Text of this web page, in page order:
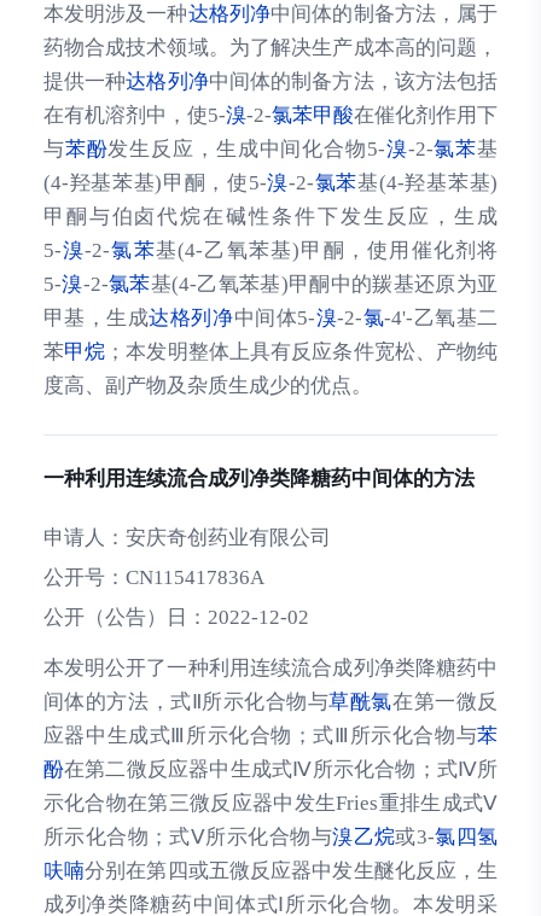
本发明涉及一种达格列净中间体的制备方法，属于
药物合成技术领域。为了解决生产成本高的问题，
提供一种达格列净中间体的制备方法，该方法包括
在有机溶剂中，使5‑溴‑2‑氯苯甲酸在催化剂作用下
与苯酚发生反应，生成中间化合物5‑溴‑2‑氯苯基
(4‑羟基苯基)甲酮，使5‑溴‑2‑氯苯基(4‑羟基苯基)
甲酮与伯卤代烷在碱性条件下发生反应，生成
5‑溴‑2‑氯苯基(4‑乙氧苯基)甲酮，使用催化剂将
5‑溴‑2‑氯苯基(4‑乙氧苯基)甲酮中的羰基还原为亚
甲基，生成达格列净中间体5‑溴‑2‑氯‑4'‑乙氧基二
苯甲烷 ；本发明整体上具有反应条件宽松、产物纯
度高、副产物及杂质生成少的优点。
一种利用连续流合成列净类降糖药中间体的方法
申请人： 安庆奇创药业有限公司
公开号： CN115417836A
公开（公告）日： 2022-12-02
本发明公开了一种利用连续流合成列净类降糖药中
间体的方法，式Ⅱ所示化合物与草酰氯在第一微反
应器中生成式Ⅲ所示化合物；式Ⅲ所示化合物与苯
酚在第二微反应器中生成式Ⅳ所示化合物；式Ⅳ所
示化合物在第三微反应器中发生Fries重排生成式Ⅴ
所示化合物；式Ⅴ所示化合物与溴乙烷或3‑氯四氢
呋喃分别在第四或五微反应器中发生醚化反应，生
成列净类降糖药中间体式Ⅰ所示化合物。本发明采